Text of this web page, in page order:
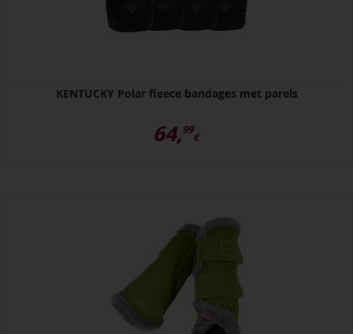
KENTUCKY Polar fleece bandages met parels
64,99
€